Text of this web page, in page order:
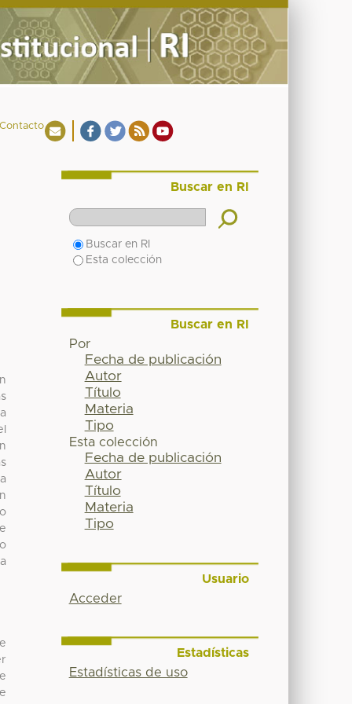
Buscar en RI
Buscar en RI
Esta colección
Buscar en RI
Por
Fecha de publicación
Autor
Título
Materia
Tipo
Esta colección
Fecha de publicación
Autor
Título
Materia
Tipo
Usuario
Acceder
Estadísticas
Estadísticas de uso